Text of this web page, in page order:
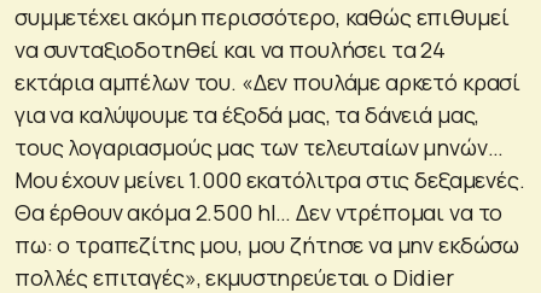
συμμετέχει ακόμη περισσότερο, καθώς επιθυμεί
να συνταξιοδοτηθεί και να πουλήσει τα 24
εκτάρια αμπέλων του. «Δεν πουλάμε αρκετό κρασί
για να καλύψουμε τα έξοδά μας, τα δάνειά μας,
τους λογαριασμούς μας των τελευταίων μηνών…
Μου έχουν μείνει 1.000 εκατόλιτρα στις δεξαμενές.
Θα έρθουν ακόμα 2.500 hl… Δεν ντρέπομαι να το
πω: ο τραπεζίτης μου, μου ζήτησε να μην εκδώσω
πολλές επιταγές», εκμυστηρεύεται ο Didier